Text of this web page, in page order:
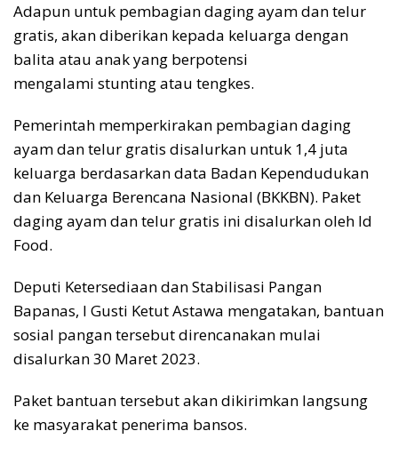
Adapun untuk pembagian daging ayam dan telur
gratis, akan diberikan kepada keluarga dengan
balita atau anak yang berpotensi
mengalami stunting atau tengkes.
Pemerintah memperkirakan pembagian daging
ayam dan telur gratis disalurkan untuk 1,4 juta
keluarga berdasarkan data Badan Kependudukan
dan Keluarga Berencana Nasional (BKKBN). Paket
daging ayam dan telur gratis ini disalurkan oleh Id
Food.
Deputi Ketersediaan dan Stabilisasi Pangan
Bapanas, I Gusti Ketut Astawa mengatakan, bantuan
sosial pangan tersebut direncanakan mulai
disalurkan 30 Maret 2023.
Paket bantuan tersebut akan dikirimkan langsung
ke masyarakat penerima bansos.